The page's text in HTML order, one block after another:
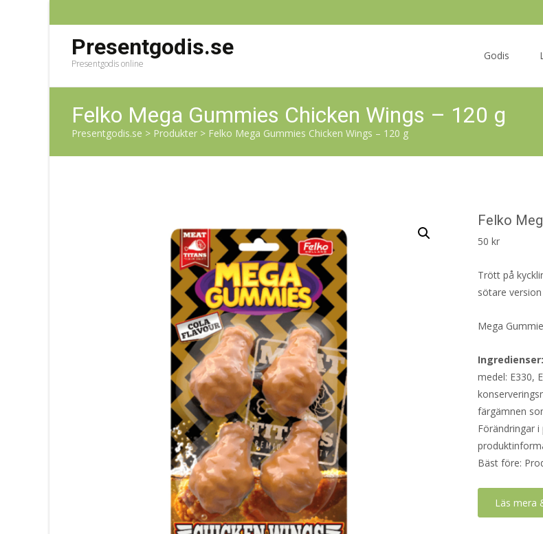
Presentgodis.se
Presentgodis online
Godis
Felko Mega Gummies Chicken Wings – 120 g
Presentgodis.se > Produkter > Felko Mega Gummies Chicken Wings – 120 g
Felko
50 kr
Trött på
sötare
Mega
Ingredienser:
medel: E330,
färgämnen
Förändringar
Bäst före:
Läs mera